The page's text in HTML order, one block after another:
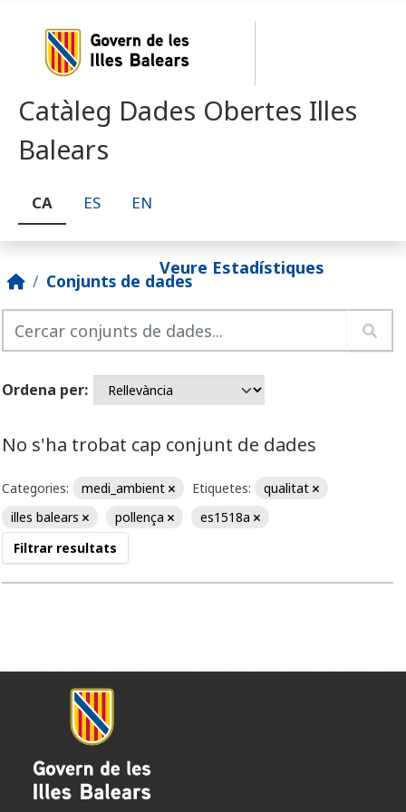
Catàleg Dades Obertes Illes
Balears
CA ES EN
Veure Estadístiques
Conjunts de dades
Ordena per
No s'ha trobat cap conjunt de dades
Categories: medi_ambient Etiquetes:
qualitat
illes balears
pollença
es1518a
Filtrar resultats